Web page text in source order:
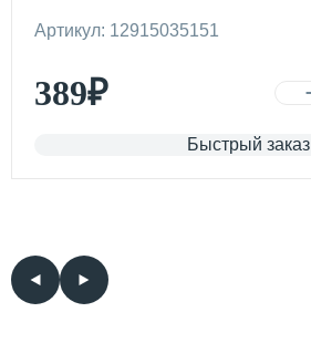
Артикул: 12915035151
389₽
Быстрый заказ